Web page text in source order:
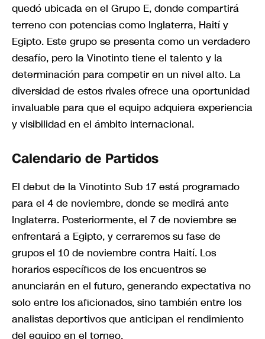
quedó ubicada en el Grupo E, donde compartirá
terreno con potencias como Inglaterra, Haití y
Egipto. Este grupo se presenta como un verdadero
desafío, pero la Vinotinto tiene el talento y la
determinación para competir en un nivel alto. La
diversidad de estos rivales ofrece una oportunidad
invaluable para que el equipo adquiera experiencia
y visibilidad en el ámbito internacional.
Calendario de Partidos
El debut de la Vinotinto Sub 17 está programado
para el 4 de noviembre, donde se medirá ante
Inglaterra. Posteriormente, el 7 de noviembre se
enfrentará a Egipto, y cerraremos su fase de
grupos el 10 de noviembre contra Haití. Los
horarios específicos de los encuentros se
anunciarán en el futuro, generando expectativa no
solo entre los aficionados, sino también entre los
analistas deportivos que anticipan el rendimiento
del equipo en el torneo.